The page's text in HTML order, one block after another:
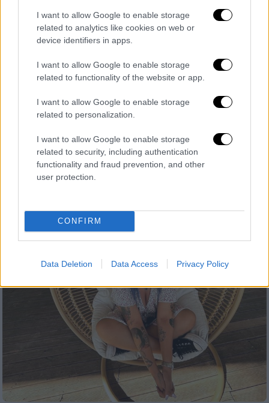
I want to allow Google to enable storage
related to analytics like cookies on web or
device identifiers in apps.
I want to allow Google to enable storage
related to functionality of the website or app.
I want to allow Google to enable storage
related to personalization.
I want to allow Google to enable storage
related to security, including authentication
functionality and fraud prevention, and other
user protection.
CONFIRM
Data Deletion Data Access Privacy Policy
Lifestyle|22.02.2023 13:55
Δίωξη για ληστεία ασκήθηκε στη
Σούπερ Κική - Την Πέμπτη η απολογία
Ο συνήγορος της Super Κικής, Βίκτωρας
Στεφανόπουλος διέψευσε όσα ακούστηκαν
περί ύβρεως από την influencer σε